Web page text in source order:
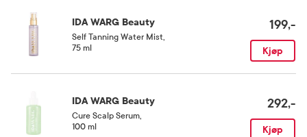
IDA WARG Beauty
Self Tanning Water Mist
75 ml
199,-
Kjøp
IDA WARG Beauty
Cure Scalp Serum
100 ml
292,-
Kjøp